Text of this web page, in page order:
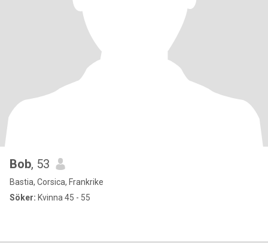
Bob, 53
Bastia, Corsica, Frankrike
Söker: Kvinna 45 - 55